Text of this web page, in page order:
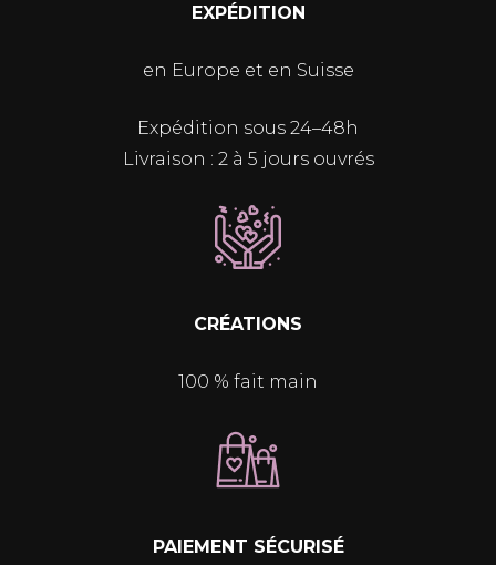
EXPÉDITION
en Europe et en Suisse
Expédition sous 24–48h
Livraison : 2 à 5 jours ouvrés
CRÉATIONS
100 % fait main
PAIEMENT SÉCURISÉ